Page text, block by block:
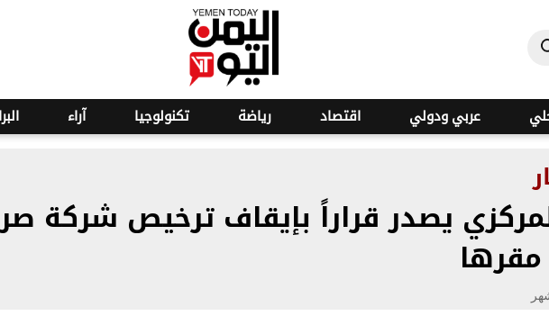
عربي ودولي اقتصاد رياضة تكنولوجيا آراء
يصدر قراراً بإيقاف ترخيص شركة